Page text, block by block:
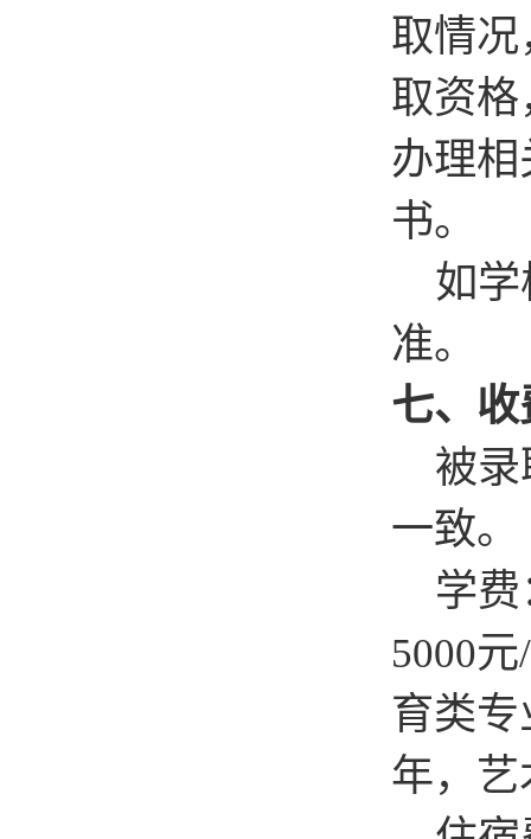
取情
取资
办理
书。
如
准。
七、
被
一致。
学
5000元/
育类
年，